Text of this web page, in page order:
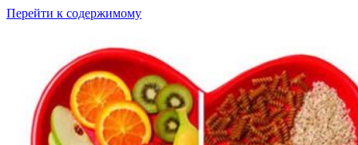
Перейти к содержимому